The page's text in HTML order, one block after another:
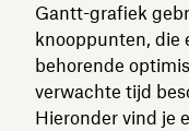
Gantt-grafiek
knooppunten, die
behorende
verwachte tijd
Hieronder vind je